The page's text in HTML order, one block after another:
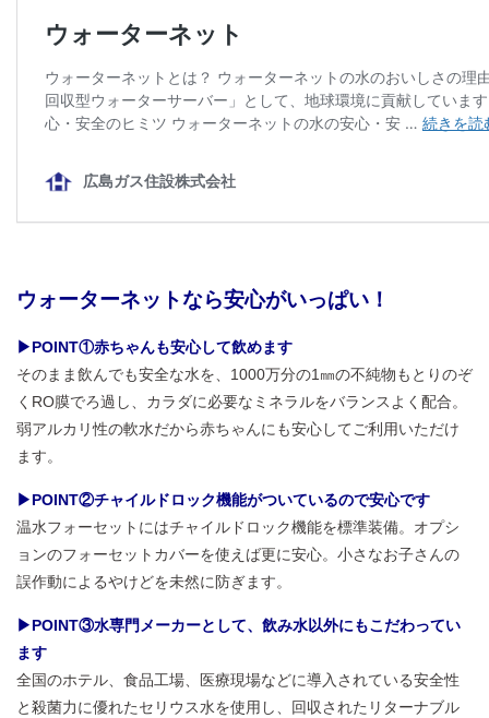
ウォーターネットなら安心がいっぱい！
▶POINT①赤ちゃんも安心して飲めます
そのまま飲んでも安全な水を、1000万分の1㎜の不純物もとりのぞ
くRO膜でろ過し、カラダに必要なミネラルをバランスよく配合。
弱アルカリ性の軟水だから赤ちゃんにも安心してご利用いただけ
ます。
▶POINT②チャイルドロック機能がついているので安心です
温水フォーセットにはチャイルドロック機能を標準装備。オプシ
ョンのフォーセットカバーを使えば更に安心。小さなお子さんの
誤作動によるやけどを未然に防ぎます。
▶POINT③水専門メーカーとして、飲み水以外にもこだわってい
ます
全国のホテル、食品工場、医療現場などに導入されている安全性
と殺菌力に優れたセリウス水を使用し、回収されたリターナブル